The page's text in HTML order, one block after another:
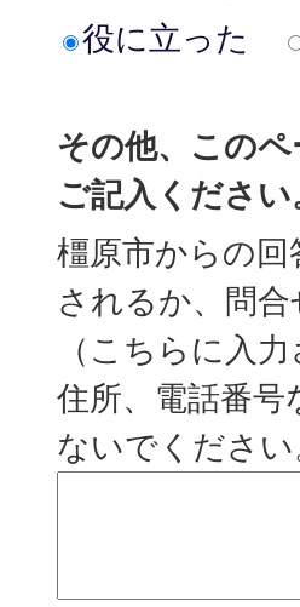
役に立った
その他、この
ご記入ください
橿原市からの
されるか、問
（こちらに入
住所、電話番
ないでください